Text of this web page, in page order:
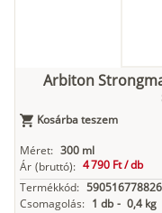
Arbiton
Kosárba teszem
Méret: 300 ml
Ár (bruttó): 4 790 Ft /db
Termékkód:
Csomagolás: 1 db - 0,4 kg